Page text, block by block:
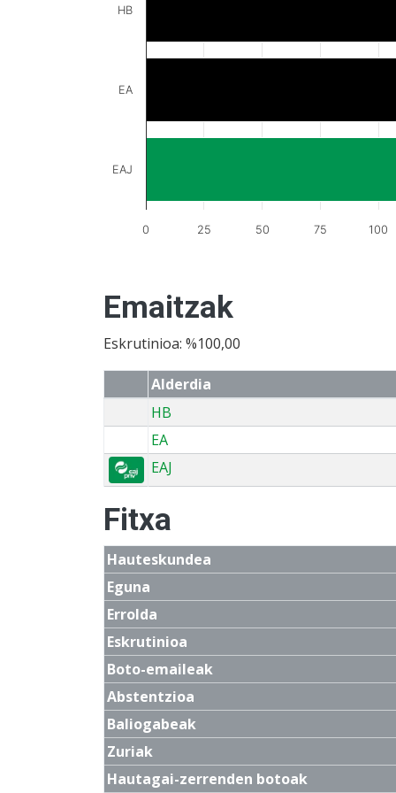
0 25 50 75 100
HB
EA
EAJ
Emaitzak
Eskrutinioa: %100,00
Alderdia
HB
EA
EAJ
Fitxa
Hauteskundea
Eguna
Errolda
Eskrutinioa
Boto-emaileak
Abstentzioa
Baliogabeak
Zuriak
Hautagai-zerrenden botoak